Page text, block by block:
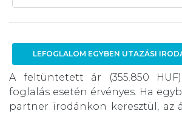
LEFOGLALOM EGYBEN UTAZÁSI
A feltüntetett ár (355.850
foglalás esetén érvényes. Ha
partner irodánkon keresztül, az